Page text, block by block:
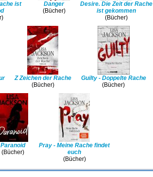
ist
Danger
(Bücher)
Desire. Die Zeit der Rache
ist gekommen
(Bücher)
Z Zeichen der Rache
(Bücher)
Guilty - Doppelte Rache
(Bücher)
Paranoid
(Bücher)
Pray - Meine Rache findet
euch
(Bücher)